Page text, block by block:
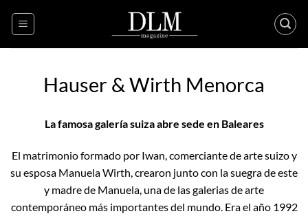
Hauser & Wirth Menorca
La famosa galería suiza abre sede en Baleares
El matrimonio formado por Iwan, comerciante de arte suizo y
su esposa Manuela Wirth, crearon junto con la suegra de este
y madre de Manuela, una de las galerias de arte
contemporáneo más importantes del mundo. Era el año 1992